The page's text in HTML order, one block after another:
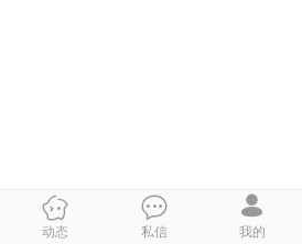
动态 私信 我的